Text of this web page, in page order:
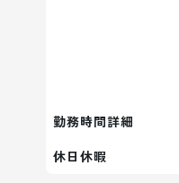
勤務時間詳細
休日休暇